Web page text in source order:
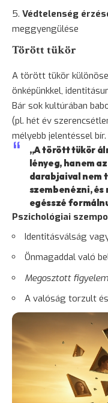
Védtelenség
meggyengülése
Törött tükör
A törött tükör
önképünkkel,
Bár sok kultúrában
(pl. hét év
mélyebb jelentéssel bír.
„A törött tükör
lényeg, hanem
darabjaival nem
szembenézni,
egésszé
Pszichológiai
Identitásválság
Önmagaddal való
Megosztott figyelem
A valóság torzult